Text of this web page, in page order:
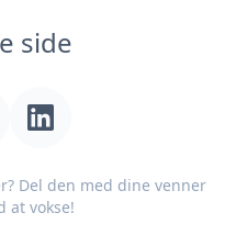
side
Del den med dine venner
at vokse!